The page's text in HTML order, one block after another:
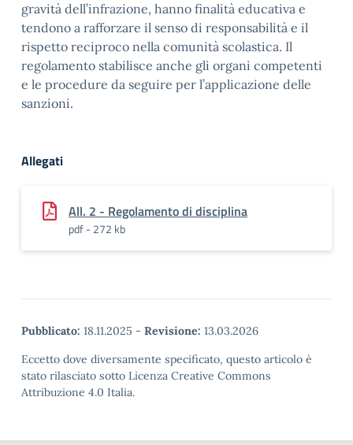
gravità dell’infrazione, hanno finalità educativa e
tendono a rafforzare il senso di responsabilità e il
rispetto reciproco nella comunità scolastica. Il
regolamento stabilisce anche gli organi competenti
e le procedure da seguire per l’applicazione delle
sanzioni.
Allegati
All. 2 - Regolamento di disciplina
pdf - 272 kb
Pubblicato: 18.11.2025 - Revisione: 13.03.2026
Eccetto dove diversamente specificato, questo articolo è
stato rilasciato sotto Licenza Creative Commons
Attribuzione 4.0 Italia.